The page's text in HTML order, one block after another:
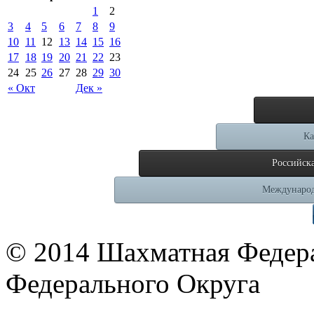
« Окт Дек »
1
2
3
4 5 6 7 8
9
10 11 12 13 14 15 16
17 18 19 20 21 22 23
24 25 26 27 28 29 30
© 2014 Шахматная
Федерального Округа